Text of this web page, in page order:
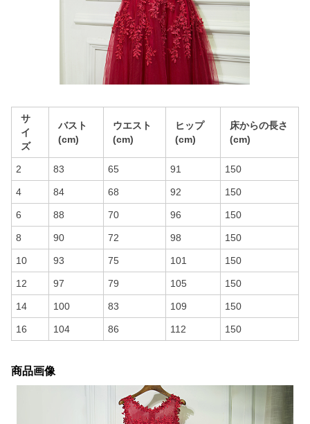
サ
イ
ズ
バスト
(cm)
ウエスト
(cm)
ヒップ
(cm)
床からの長さ
(cm)
2 83 65 91 150
4 84 68 92 150
6 88 70 96 150
8 90 72 98 150
10 93 75 101 150
12 97 79 105 150
14 100 83 109 150
16 104 86 112 150
商品画像